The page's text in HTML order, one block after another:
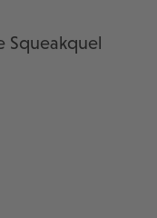
Squeakquel